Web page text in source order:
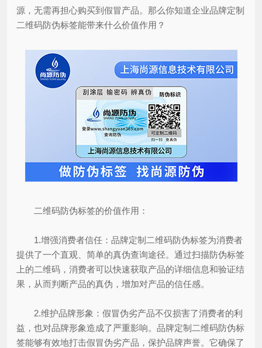
源，无需再担心购买到假冒产品。那么你知道企业品牌定制
二维码防伪标签能带来什么价值作用？
二维码防伪标签的价值作用：
1.增强消费者信任：品牌定制二维码防伪标签为消费者
提供了一个直观、简单的真伪查询途径。通过扫描防伪标签
上的二维码，消费者可以快速获取产品的详细信息和验证结
果，从而判断产品的真伪，增加对产品的信任感。
2.维护品牌形象：假冒伪劣产品不仅损害了消费者的利
益，也对品牌形象造成了严重影响。品牌定制二维码防伪标
签能够有效地打击假冒伪劣产品，保护品牌声誉。它确保了